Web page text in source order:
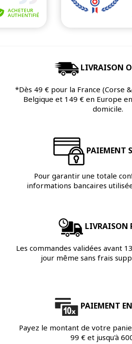
LIVRAISON
*Dès 49 € pour la France (Corse
Belgique et 149 € en Europe
domicile.
PAIEMENT
Pour garantir une totale
informations bancaires
LIVRAISON
Les commandes validées avant
jour même sans frais
PAIEMENT
Payez le montant de votre
99 € et jusqu'à